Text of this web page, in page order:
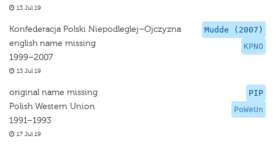
13 Jul 19
Mudde (2007)
KPNO
Konfederacja Polski Niepodleglej–Ojczyzna
english name missing
1999–2007
13 Jul 19
PIP
PoWeUn
original name missing
Polish Western Union
1991–1993
17 Jul 19